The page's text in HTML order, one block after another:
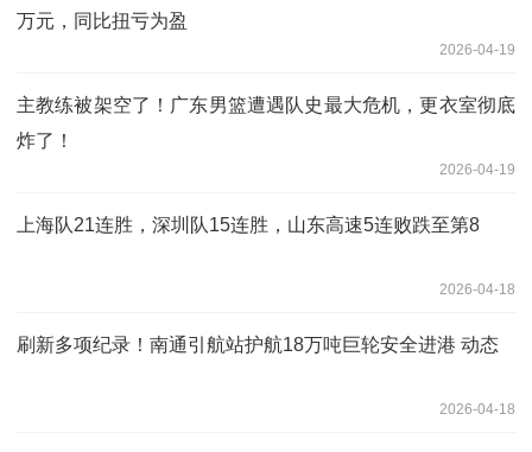
万元，同比扭亏为盈
2026-04-19
主教练被架空了！广东男篮遭遇队史最大危机，更衣室彻底
炸了！
2026-04-19
上海队21连胜，深圳队15连胜，山东高速5连败跌至第8
2026-04-18
刷新多项纪录！南通引航站护航18万吨巨轮安全进港 动态
2026-04-18